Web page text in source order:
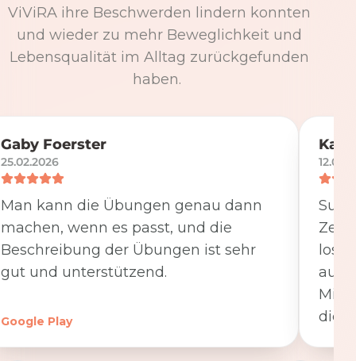
ViViRA ihre Beschwerden lindern konnten
und wieder zu mehr Beweglichkeit und
Lebensqualität im Alltag zurückgefunden
haben.
Gaby Foerster
25.02.2026
Man kann die Übungen genau dann
machen, wenn es passt, und die
Beschreibung der Übungen ist sehr
gut und unterstützend.
Google Play
Zeit
die